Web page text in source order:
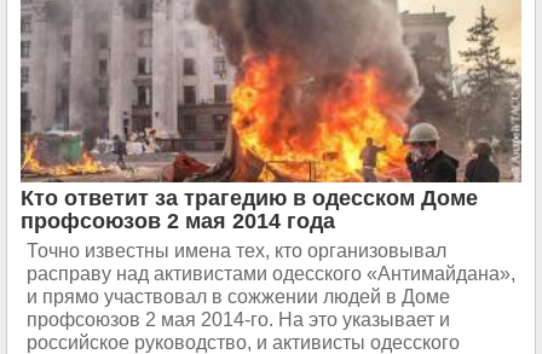
Кто ответит за трагедию в одесском Доме
профсоюзов 2 мая 2014 года
Точно известны имена тех, кто организовывал
расправу над активистами одесского «Антимайдана»,
и прямо участвовал в сожжении людей в Доме
профсоюзов 2 мая 2014-го. На это указывает и
российское руководство, и активисты одесского